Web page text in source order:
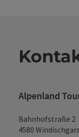
Alpenland
Bahnhofstraße 2
4580